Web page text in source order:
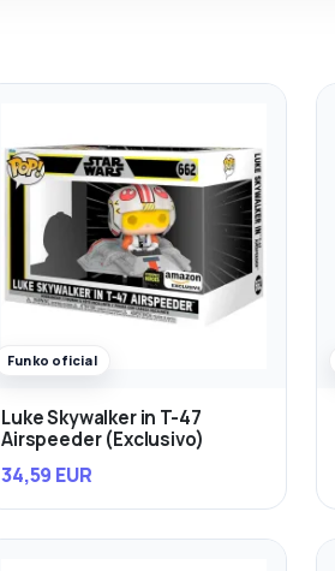
Funko oficial
Luke Skywalker in T-47
Airspeeder (Exclusivo)
34,59 EUR